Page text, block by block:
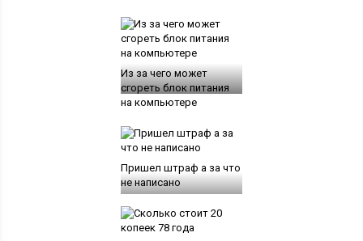
Из за чего может
сгореть блок питания
на компьютере
Пришел штраф а за что
не написано